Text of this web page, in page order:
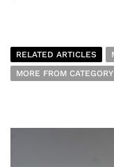
RELATED ARTICLES
MORE FROM CATEGORY